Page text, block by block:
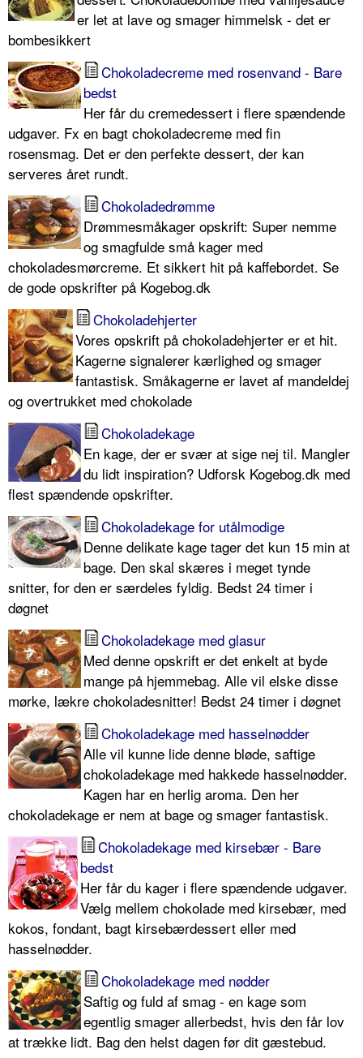
er let at lave og smager himmelsk - det er
bombesikkert
Chokoladecreme med rosenvand - Bare
bedst
Her får du cremedessert i flere spændende
udgaver. Fx en bagt chokoladecreme med fin
rosensmag. Det er den perfekte dessert, der kan
serveres året rundt.
Chokoladedrømme
Drømmesmåkager opskrift: Super nemme
og smagfulde små kager med
chokoladesmørcreme. Et sikkert hit på kaffebordet. Se
de gode opskrifter på Kogebog.dk
Chokoladehjerter
Vores opskrift på chokoladehjerter er et hit.
Kagerne signalerer kærlighed og smager
fantastisk. Småkagerne er lavet af mandeldej
og overtrukket med chokolade
Chokoladekage
En kage, der er svær at sige nej til. Mangler
du lidt inspiration? Udforsk Kogebog.dk med
flest spændende opskrifter.
Chokoladekage for utålmodige
Denne delikate kage tager det kun 15 min at
bage. Den skal skæres i meget tynde
snitter, for den er særdeles fyldig. Bedst 24 timer i
døgnet
Chokoladekage med glasur
Med denne opskrift er det enkelt at byde
mange på hjemmebag. Alle vil elske disse
mørke, lækre chokoladesnitter! Bedst 24 timer i døgnet
Chokoladekage med hasselnødder
Alle vil kunne lide denne bløde, saftige
chokoladekage med hakkede hasselnødder.
Kagen har en herlig aroma. Den her
chokoladekage er nem at bage og smager fantastisk.
Chokoladekage med kirsebær - Bare
bedst
Her får du kager i flere spændende udgaver.
Vælg mellem chokolade med kirsebær, med
kokos, fondant, bagt kirsebærdessert eller med
hasselnødder.
Chokoladekage med nødder
Saftig og fuld af smag - en kage som
egentlig smager allerbedst, hvis den får lov
at trække lidt. Bag den helst dagen før dit gæstebud.